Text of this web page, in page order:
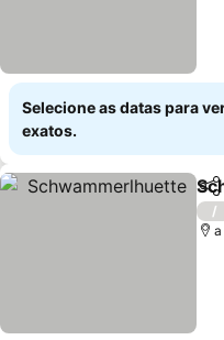
Selecione as datas para
exatos.
/